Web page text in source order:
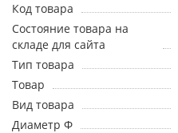
Код товара
Состояние товара на
складе для сайта
Тип товара
Товар
Вид товара
Диаметр Ф